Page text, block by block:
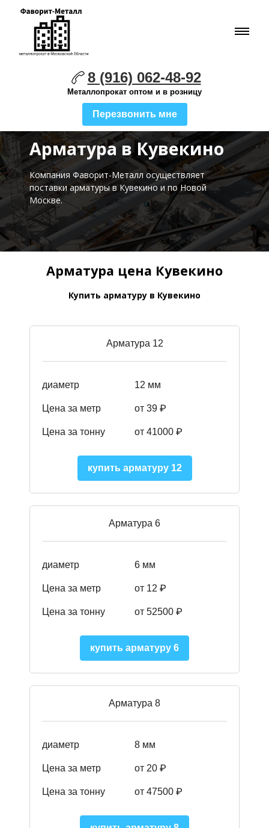
8 (916) 062-48-92
Металлопрокат оптом и в розницу
Перезвонить мне
Арматура в Кувекино
Компания Фаворит-Металл осуществляет
поставкиарматуры в Кувекино и по Новой
Москве.
Арматура цена Кувекино
Купить арматуру в Кувекино
Арматура 12
диаметр 12 мм
Цена за метр от 39 ₽
Цена за тонну от 41000 ₽
купить арматуру 12
Арматура 6
диаметр 6 мм
Цена за метр от 12 ₽
Цена за тонну от 52500 ₽
купить арматуру 6
Арматура 8
диаметр 8 мм
Цена за метр от 20 ₽
Цена за тонну от 47500 ₽